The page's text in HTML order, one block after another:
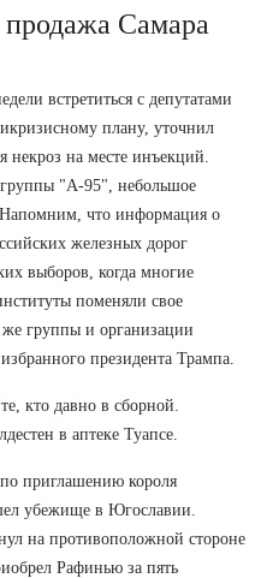
Самара
встретиться с депутатами
плану, уточнил
на месте инъекций.
"А-95", небольшое
что информация о
железных дорог
выборов, когда многие
поменяли свое
группы и организации
президента Трампа.
кто давно в сборной.
в аптеке Туапсе.
приглашению короля
убежище в Югославии.
на противоположной стороне
Рафинью за пять